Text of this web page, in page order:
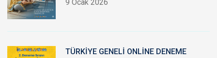
9 Ocak 2026
TÜRKİYE GENELİ ONLİNE DENEME